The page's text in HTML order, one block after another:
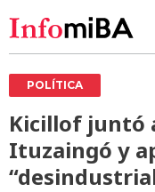
POLÍTICA
Kicillof juntó
Ituzaingó y